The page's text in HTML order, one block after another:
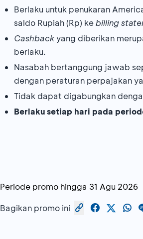
Berlaku untuk penukaran
saldo Rupiah (Rp) kebilling
Cashbackyang diberikan
berlaku.
Nasabah bertanggung jawab
dengan peraturan perpajakan
Tidak dapat digabungkan
Berlaku setiap hari pada
Periode promo hingga 31 Agu 2026
Bagikan promo ini